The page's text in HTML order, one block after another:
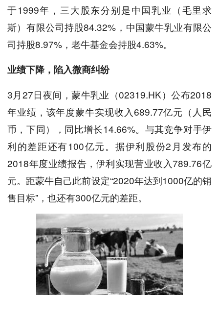
于1999年，三大股东分别是中国乳业（毛里求
斯）有限公司持股84.32%，中国蒙牛乳业有限公
司持股8.97%，老牛基金会持股4.63%。
业绩下降，陷入微商纠纷
3月27日夜间，蒙牛乳业（02319.HK）公布2018
年业绩，该年度蒙牛实现收入689.77亿元（人民
币，下同），同比增长14.66%。与其竞争对手伊
利的差距还有100亿元。据伊利股份2月发布的
2018年度业绩报告，伊利实现营业收入789.76亿
元。距蒙牛自己此前设定“2020年达到1000亿的销
售目标”，也还有300亿元的差距。